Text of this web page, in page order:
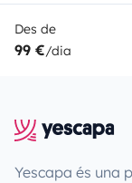
Des de
99 €/dia
Yescapa és una